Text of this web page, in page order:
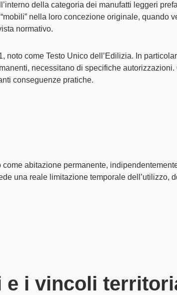
della categoria dei manufatti leggeri
nella loro concezione originale,
normativo.
, noto come Testo Unico dell’Edilizia. In
necessitano di specifiche autorizzazioni.
conseguenze pratiche.
come abitazione permanente,
una reale limitazione temporale dell’utilizzo,
i vincoli